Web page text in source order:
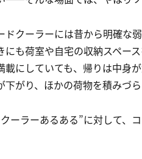
ドクーラーには昔から明確な
にも荷室や自宅の収納スペー
載にしていても、帰りは中身
下がり、ほかの荷物を積みづ
ーラーあるある”に対して、